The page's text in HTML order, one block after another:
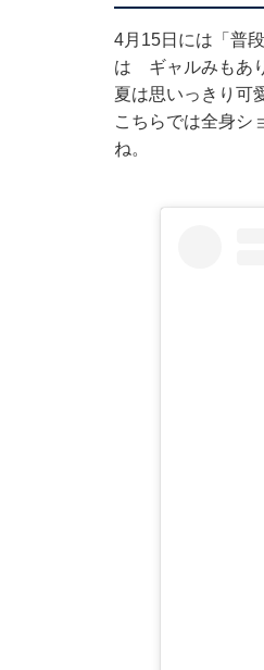
4月15日には「普
は ギャルみもあ
夏は思いっきり可
こちらでは全身シ
ね。